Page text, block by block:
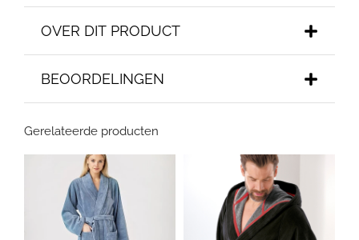
OVER DIT PRODUCT
BEOORDELINGEN
Gerelateerde producten